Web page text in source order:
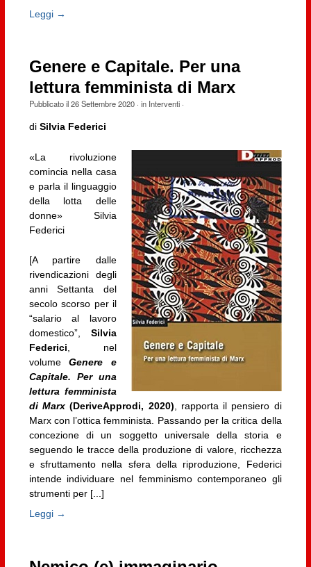
Leggi →
Genere e Capitale. Per una
lettura femminista di Marx
Pubblicato il26 Settembre 2020· in Interventi·
di Silvia Federici
«La rivoluzione
comincia nella casa
e parla il linguaggio
della lotta delle
donne» Silvia
Federici
[A partire dalle
rivendicazioni degli
anni Settanta del
secolo scorso per il
“salario al lavoro
domestico”,Silvia
Federici , nel
volumeGenere e
Capitale. Per una
lettura femminista
di Marx (DeriveApprodi, 2020) , rapporta il pensiero di
Marx con l’ottica femminista. Passando per la critica della
concezione di un soggetto universale della storia e
seguendo le tracce della produzione di valore, ricchezza
e sfruttamento nella sfera della riproduzione, Federici
intende individuare nel femminismo contemporaneo gli
strumenti per [...]
Leggi →